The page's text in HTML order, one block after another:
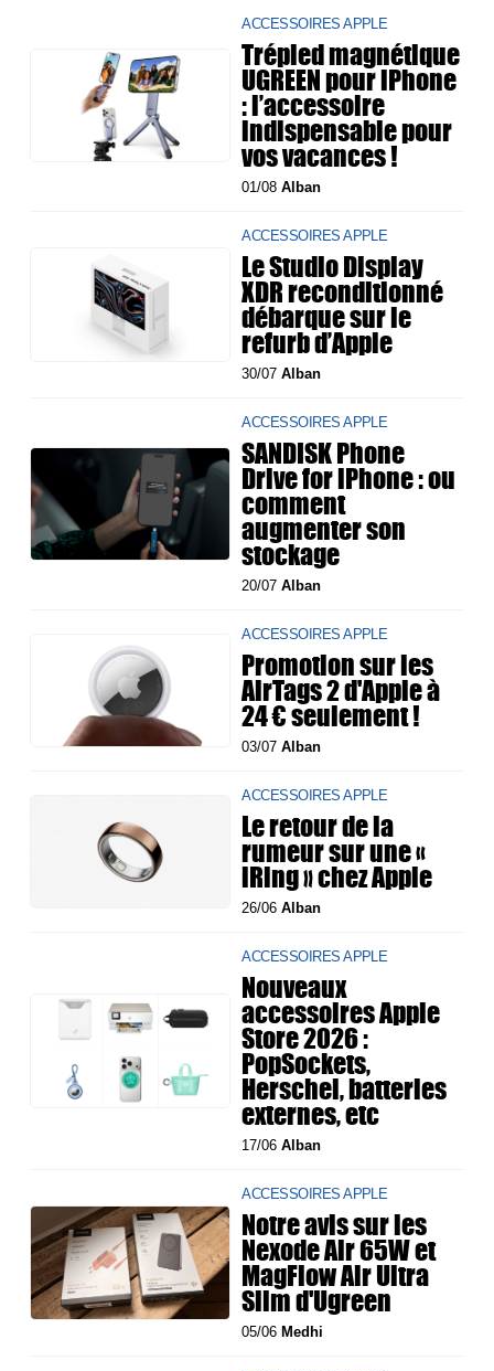
ACCESSOIRES APPLE
Trépied magnétique
UGREEN pour iPhone
: l’accessoire
indispensable pour
vos vacances !
01/08Alban
ACCESSOIRES APPLE
Le Studio Display
XDR reconditionné
débarque sur le
refurb d’Apple
30/07Alban
ACCESSOIRES APPLE
SANDISK Phone
Drive for iPhone : ou
comment
augmenter son
stockage
20/07Alban
ACCESSOIRES APPLE
Promotion sur les
AirTags 2 d'Apple à
24 € seulement !
03/07Alban
ACCESSOIRES APPLE
Le retour de la
rumeur sur une «
iRing » chez Apple
26/06Alban
ACCESSOIRES APPLE
Nouveaux
accessoires Apple
Store 2026 :
PopSockets,
Herschel, batteries
externes, etc
17/06Alban
ACCESSOIRES APPLE
Notre avis sur les
Nexode Air 65W et
MagFlow Air Ultra
Slim d'Ugreen
05/06 Medhi